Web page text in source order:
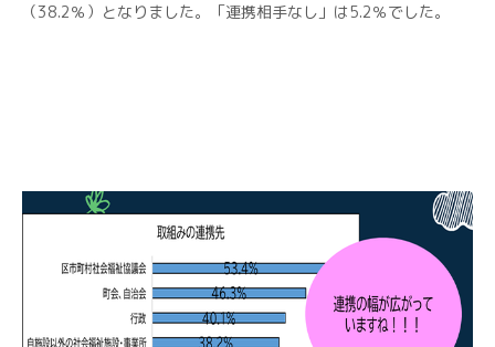
（38.2％）となりました。「連携相手なし」は5.2％でした。